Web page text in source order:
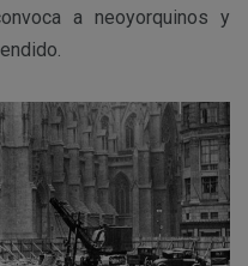
a neoyorquinos y